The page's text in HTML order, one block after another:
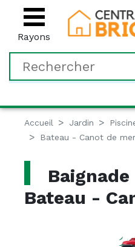
Rayons
Accueil Jardin
Bateau - Canot de mer
Bateau -